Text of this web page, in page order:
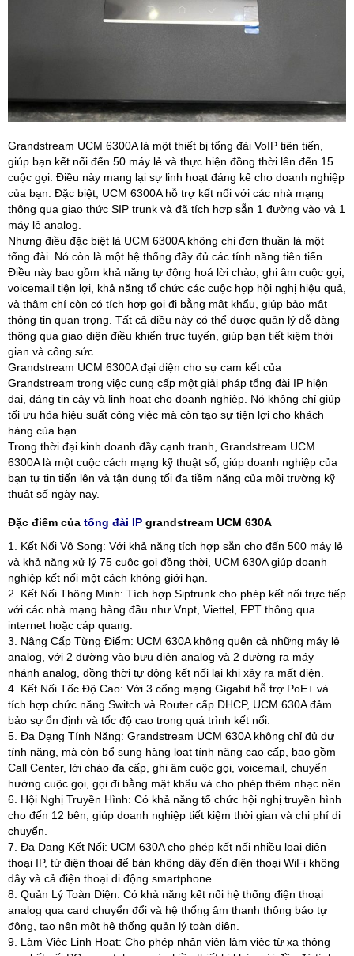
Grandstream UCM 6300A là một thiết bị tổng đài VoIP tiên tiến,
giúp bạn kết nối đến 50 máy lẻ và thực hiện đồng thời lên đến 15
cuộc gọi. Điều này mang lại sự linh hoạt đáng kể cho doanh nghiệp
của bạn. Đặc biệt, UCM 6300A hỗ trợ kết nối với các nhà mạng
thông qua giao thức SIP trunk và đã tích hợp sẵn 1 đường vào và 1
máy lẻ analog.
Nhưng điều đặc biệt là UCM 6300A không chỉ đơn thuần là một
tổng đài. Nó còn là một hệ thống đầy đủ các tính năng tiên tiến.
Điều này bao gồm khả năng tự động hoá lời chào, ghi âm cuộc gọi,
voicemail tiện lợi, khả năng tổ chức các cuộc họp hội nghị hiệu quả,
và thậm chí còn có tích hợp gọi đi bằng mật khẩu, giúp bảo mật
thông tin quan trọng. Tất cả điều này có thể được quản lý dễ dàng
thông qua giao diện điều khiển trực tuyến, giúp bạn tiết kiệm thời
gian và công sức.
Grandstream UCM 6300A đại diện cho sự cam kết của
Grandstream trong việc cung cấp một giải pháp tổng đài IP hiện
đại, đáng tin cậy và linh hoạt cho doanh nghiệp. Nó không chỉ giúp
tối ưu hóa hiệu suất công việc mà còn tạo sự tiện lợi cho khách
hàng của bạn.
Trong thời đại kinh doanh đầy cạnh tranh, Grandstream UCM
6300A là một cuộc cách mạng kỹ thuật số, giúp doanh nghiệp của
bạn tự tin tiến lên và tận dụng tối đa tiềm năng của môi trường kỹ
thuật số ngày nay.
Đặc điểm của tổng đài IP grandstream UCM 630A
1. Kết Nối Vô Song: Với khả năng tích hợp sẵn cho đến 500 máy lẻ
và khả năng xử lý 75 cuộc gọi đồng thời, UCM 630A giúp doanh
nghiệp kết nối một cách không giới hạn.
2. Kết Nối Thông Minh: Tích hợp Siptrunk cho phép kết nối trực tiếp
với các nhà mạng hàng đầu như Vnpt, Viettel, FPT thông qua
internet hoặc cáp quang.
3. Nâng Cấp Từng Điểm: UCM 630A không quên cả những máy lẻ
analog, với 2 đường vào bưu điện analog và 2 đường ra máy
nhánh analog, đồng thời tự động kết nối lại khi xảy ra mất điện.
4. Kết Nối Tốc Độ Cao: Với 3 cổng mạng Gigabit hỗ trợ PoE+ và
tích hợp chức năng Switch và Router cấp DHCP, UCM 630A đảm
bảo sự ổn định và tốc độ cao trong quá trình kết nối.
5. Đa Dạng Tính Năng: Grandstream UCM 630A không chỉ đủ dư
tính năng, mà còn bổ sung hàng loạt tính năng cao cấp, bao gồm
Call Center, lời chào đa cấp, ghi âm cuộc gọi, voicemail, chuyển
hướng cuộc gọi, gọi đi bằng mật khẩu và cho phép thêm nhạc nền.
6. Hội Nghị Truyền Hình: Có khả năng tổ chức hội nghị truyền hình
cho đến 12 bên, giúp doanh nghiệp tiết kiệm thời gian và chi phí di
chuyển.
7. Đa Dạng Kết Nối: UCM 630A cho phép kết nối nhiều loại điện
thoại IP, từ điện thoại để bàn không dây đến điện thoại WiFi không
dây và cả điện thoại di động smartphone.
8. Quản Lý Toàn Diện: Có khả năng kết nối hệ thống điện thoại
analog qua card chuyển đổi và hệ thống âm thanh thông báo tự
động, tạo nên một hệ thống quản lý toàn diện.
9. Làm Việc Linh Hoạt: Cho phép nhân viên làm việc từ xa thông